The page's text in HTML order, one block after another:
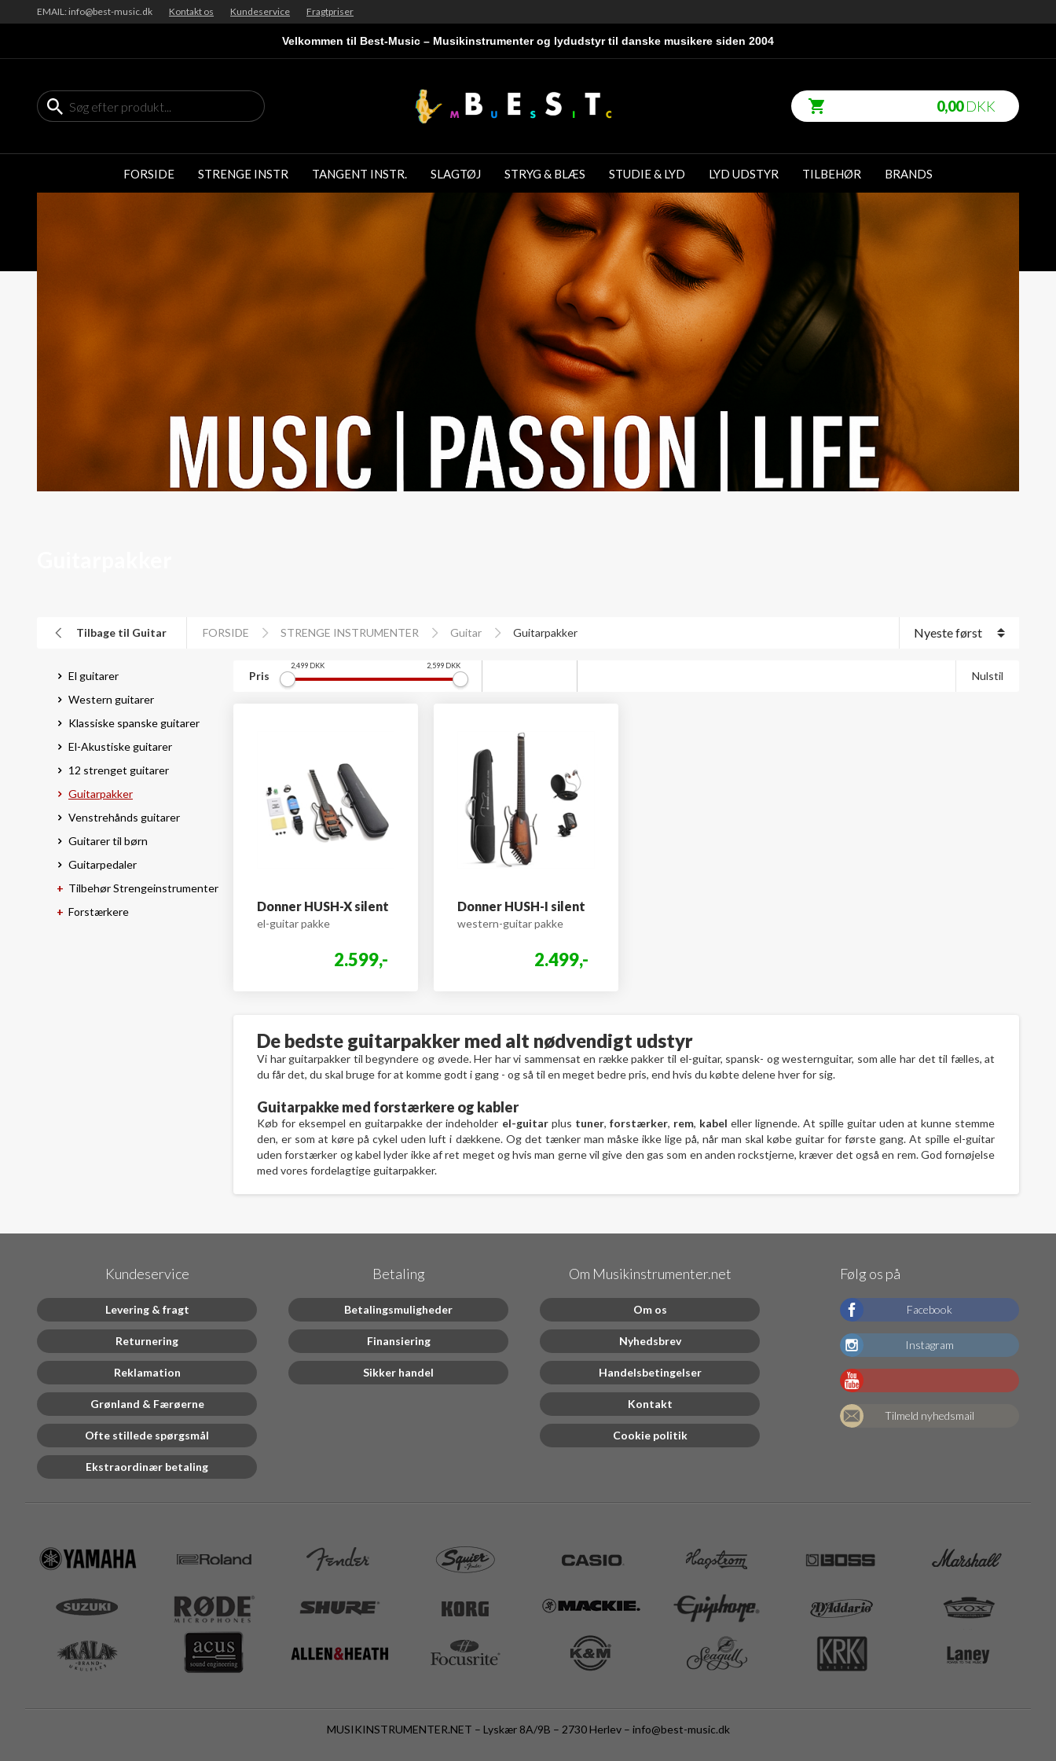
EMAIL: info@best-music.dk Kontakt os Kundeservice Fragtpriser
Velkommen til Best-Music – Musikinstrumenter og lydudstyr til danske musikere siden 2004
0,00DKK
FORSIDE STRENGE INSTR TANGENT INSTR. SLAGTØJ STRYG & BLÆS STUDIE & LYD LYD UDSTYR TILBEHØR BRANDS
Tilbage til Guitar FORSIDE STRENGE INSTRUMENTER Guitar Guitarpakker
El guitarer
Western guitarer
Klassiske spanske guitarer
El-Akustiske guitarer
12 strenget guitarer
Guitarpakker
Venstrehånds guitarer
Guitarer til børn
Guitarpedaler
Tilbehør Strengeinstrumenter
Forstærkere
Nulstil
Pris
2,499 DKK 2,599 DKK
Donner HUSH-X silent
el-guitar pakke
2.599,-
Donner HUSH-I silent
western-guitar pakke
2.499,-
De bedste guitarpakker med alt nødvendigt udstyr
Vi har guitarpakker til begyndere og øvede. Her har vi sammensat en række pakker til el-guitar, spansk- og westernguitar, som alle har det til fælles, at
du får det, du skal bruge for at komme godt i gang - og så til en meget bedre pris, end hvis du købte delene hver for sig.
Guitarpakke med forstærkere og kabler
Køb for eksempel en guitarpakke der indeholder el-guitarplus tuner, forstærker, rem, kabel eller lignende. At spille guitar uden at kunne stemme
den, er som at køre på cykel uden luft i dækkene. Og det tænker man måske ikke lige på, når man skal købe guitar for første gang. At spille el-guitar
uden forstærker og kabel lyder ikke af ret meget og hvis man gerne vil give den gas som en anden rockstjerne, kræver det også en rem. God fornøjelse
med vores fordelagtige guitarpakker.
Kundeservice
Levering & fragt
Returnering
Reklamation
Grønland & Færøerne
Ofte stillede spørgsmål
Ekstraordinær betaling
Betaling
Betalingsmuligheder
Finansiering
Sikker handel
Om Musikinstrumenter.net
Om os
Nyhedsbrev
Handelsbetingelser
Kontakt
Cookie politik
Følg os på
Facebook
Instagram
Tilmeld nyhedsmail
MUSIKINSTRUMENTER.NET – Lyskær 8A/9B – 2730 Herlev – info@best-music.dk